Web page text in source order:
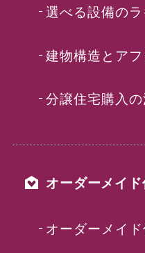
選べる設備の
建物構造とア
分譲住宅購入
オーダーメイ
オーダーメイ